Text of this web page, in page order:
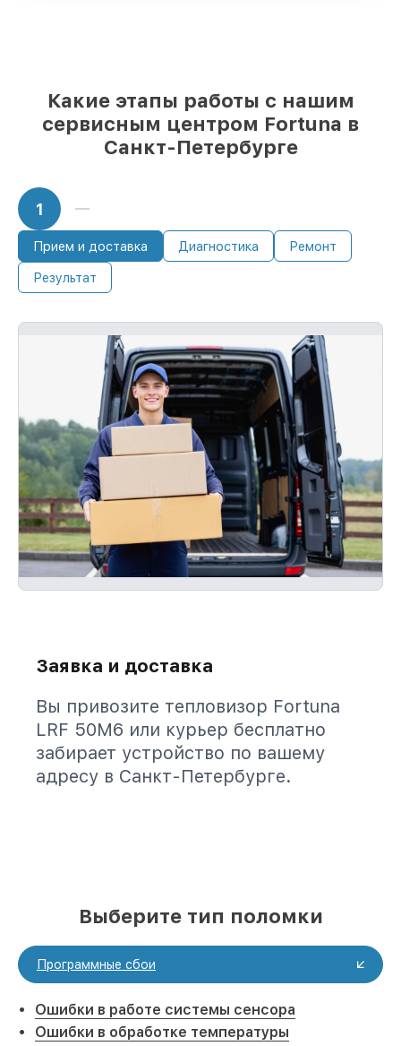
работ в течение пары часов, при
немедленном начале работ
Какие этапы работы с нашим
сервисным центром Fortuna в
Санкт-Петербурге
1
Прием и доставка Диагностика Ремонт
Результат
Заявка и доставка
Вы привозите тепловизор Fortuna
LRF 50M6 или курьер бесплатно
забирает устройство по вашему
адресу в Санкт-Петербурге.
Выберите тип поломки
Программные сбои
Ошибки в работе системы сенсора
Ошибки в обработке температуры